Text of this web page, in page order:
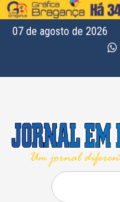
07 de agosto de 2026
Pesquisar
por: